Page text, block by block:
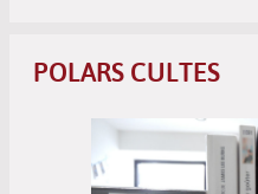
POLARS CULTES